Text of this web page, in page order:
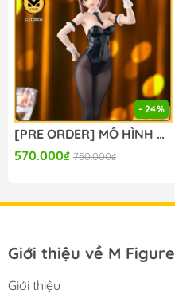
- 24%
[PRE ORDER] MÔ HÌNH Seitokai ni mo Ana wa Aru! - Kotobuki Hisako - BiCute Bunnies (FuRyu) FIGURE CHÍNH HÃNG
570.000₫ 750.000₫
Giới thiệu về M Figure
Giới thiệu